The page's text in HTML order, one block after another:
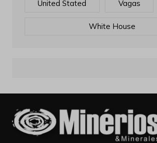
United Stated Vagas
White House